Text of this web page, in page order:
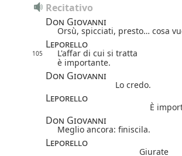
Recitativo
Don Giovanni
Orsù, spicciati, presto… cosa
Leporello
105
L'affar di cui si tratta
è importante.
Don Giovanni
Lo credo.
Leporello
È
Don Giovanni
Meglio ancora: finiscila.
Leporello
Giurate